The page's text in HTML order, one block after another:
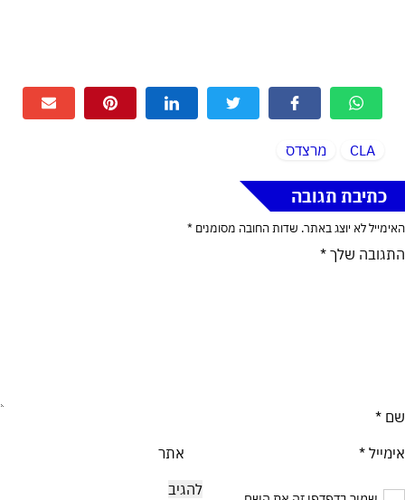
CLA מרצדס
כתיבת תגובה
האימייל לא יוצג באתר. שדות החובה מסומנים *
התגובה שלך *
שם *
אימייל * אתר